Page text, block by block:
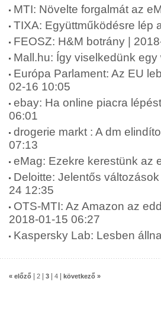
MTI: Növelte forgalmát az
TIXA: Együttműködésre lép
FEOSZ: H&M botrány |
Mall.hu: Így viselkedünk
Európa Parlament: Az EU
02-16 10:05
ebay: Ha online piacra
06:01
drogerie markt : A dm
07:13
eMag: Ezekre kerestünk az
Deloitte: Jelentős
24 12:35
OTS-MTI: Az Amazon az
2018-01-15 06:27
Kaspersky Lab: Lesben
« előző 2 3 4 következő »